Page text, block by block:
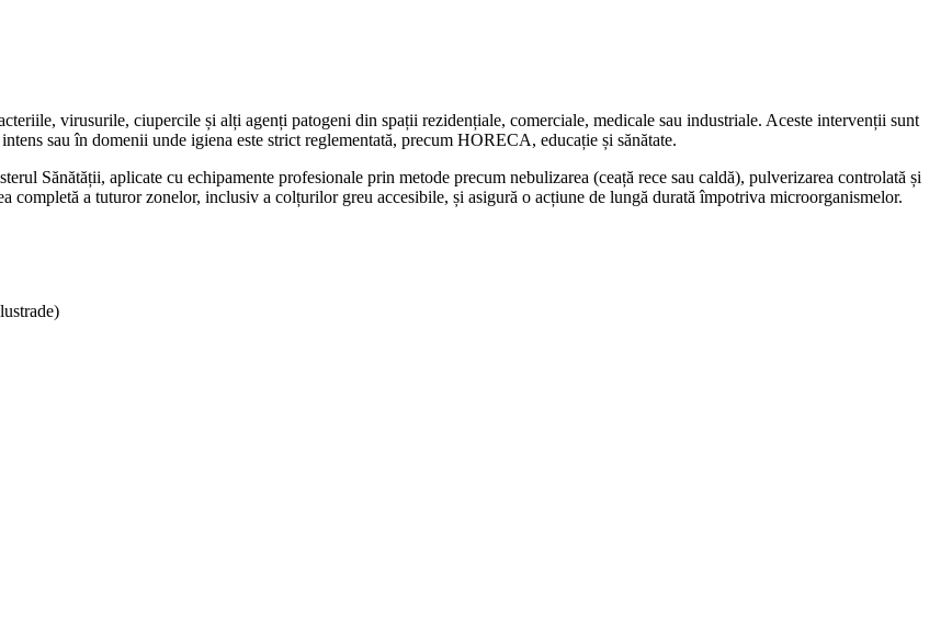
virusurile, ciupercile și alți agenți patogeni din spații rezidențiale, comerciale, medicale sau industriale. Aceste intervenții sunt
sau în domenii unde igiena este strict reglementată, precum HORECA, educație și sănătate.
Sănătății, aplicate cu echipamente profesionale prin metode precum nebulizarea (ceață rece sau caldă), pulverizarea controlată și
completă a tuturor zonelor, inclusiv a colțurilor greu accesibile, și asigură o acțiune de lungă durată împotriva microorganismelor.